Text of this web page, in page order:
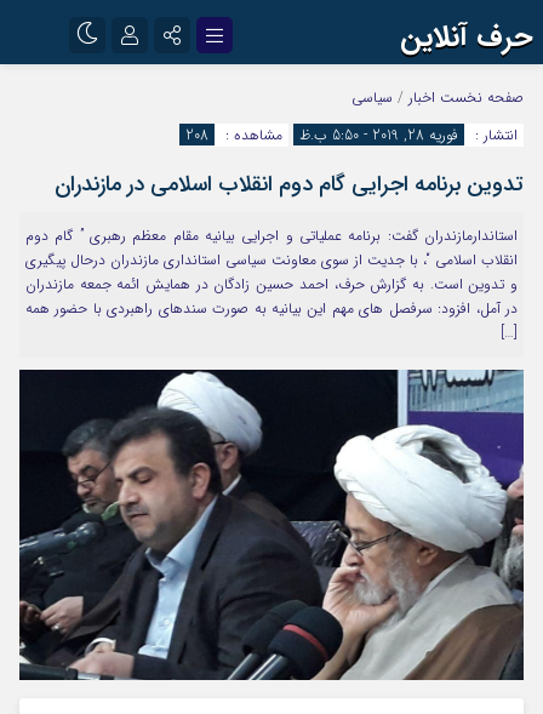
حرف آنلاین
اینستاگرام
آپارات
رمز عبور
مرا به خاطر بسپار
صفحه نخست اخبار / سیاسی
انتشار :
فوریه 28, 2019 - 5:50 ب.ظ مشاهده : 208
تدوین برنامه اجرایی گام دوم انقلاب اسلامی در مازندران
استاندارمازندران گفت: برنامه عملیاتی و اجرایی بیانیه مقام معظم رهبری ” گام دوم
انقلاب اسلامی “، با جدیت از سوی معاونت سیاسی استانداری مازندران درحال پیگیری
و تدوین است. به گزارش حرف، احمد حسین زادگان در همایش ائمه جمعه مازندران
در آمل، افزود: سرفصل های مهم این بیانیه به صورت سندهای راهبردی با حضور همه
[…]